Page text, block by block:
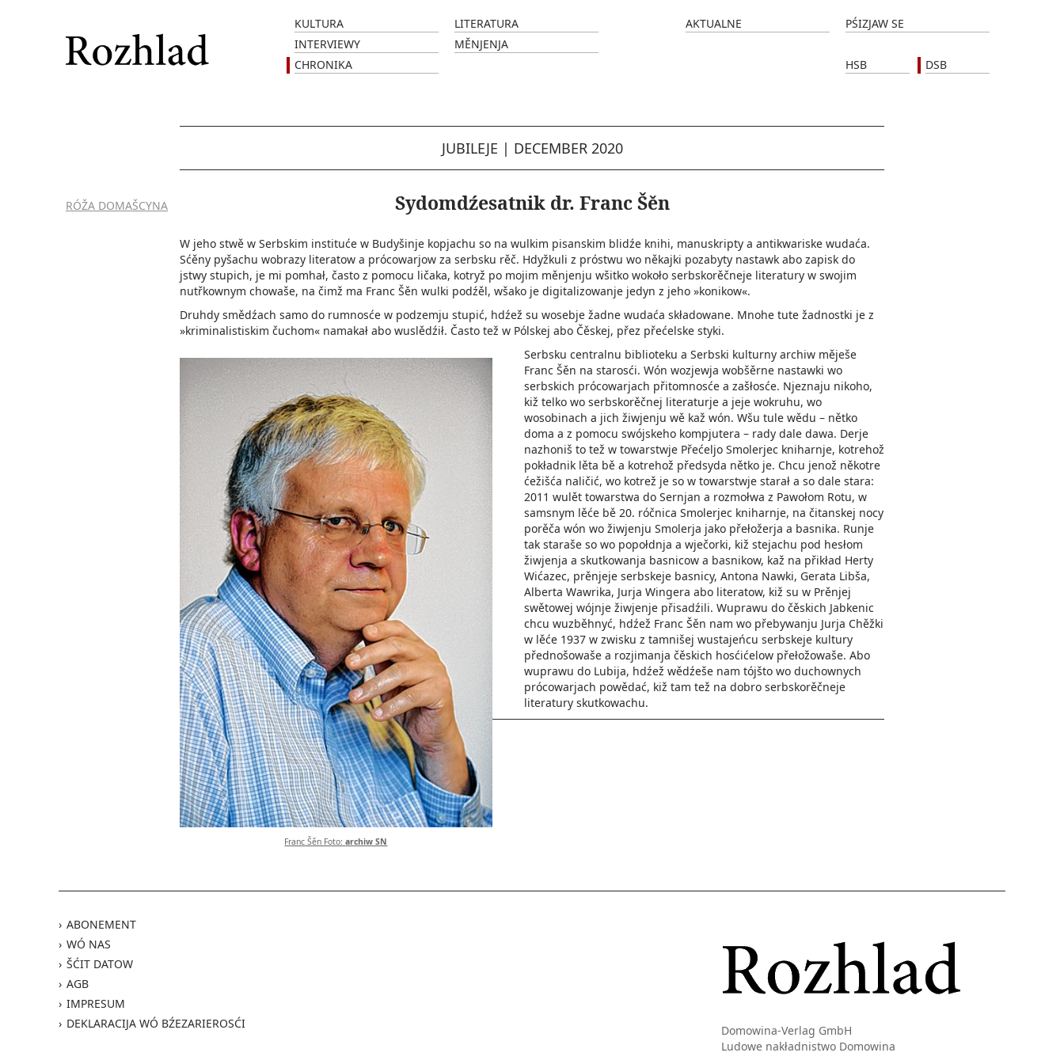
HSB DSB
AKTUALNE PŚIZJAW SE
KULTURA
LITERATURA
INTERVIEWY
MĚNJENJA
CHRONIKA
JUBILEJE | DECEMBER 2020
Sydomdźesatnik dr. Franc Šěn
RÓŽA DOMAŠCYNA
W jeho stwě w Serbskim instituće w Budyšinje kopjachu so na wulkim pisanskim blidźe knihi, manuskripty a antikwariske wudaća.
Sćěny pyšachu wobrazy literatow a prócowarjow za serbsku rěč. Hdyžkuli z próstwu wo někajki pozabyty nastawk abo zapisk do
jstwy stupich, je mi pomhał, často z pomocu ličaka, kotryž po mojim měnjenju wšitko wokoło serbskorěčneje literatury w swojim
nutřkownym chowaše, na čimž ma Franc Šěn wulki podźěl, wšako je digitalizowanje jedyn z jeho »konikow«.
Druhdy smědźach samo do rumnosće w podzemju stupić, hdźež su wosebje žadne wudaća składowane. Mnohe tute žadnostki je z
»kriminalistiskim čuchom« namakał abo wuslědźił. Často tež w Pólskej abo Čěskej, přez přećelske styki.
Franc Šěn Foto:archiw SN
Serbsku centralnu biblioteku a Serbski kulturny archiw měješe
Franc Šěn na starosći. Wón wozjewja wobšěrne nastawki wo
serbskich prócowarjach přitomnosće a zašłosće. Njeznaju nikoho,
kiž telko wo serbskorěčnej literaturje a jeje wokruhu, wo
wosobinach a jich žiwjenju wě kaž wón. Wšu tule wědu – nětko
doma a z pomocu swójskeho kompjutera – rady dale dawa. Derje
nazhoniš to tež w towarstwje Přećeljo Smolerjec kniharnje, kotrehož
pokładnik lěta bě a kotrehož předsyda nětko je. Chcu jenož někotre
ćežišća naličić, wo kotrež je so w towarstwje starał a so dale stara:
2011 wulět towarstwa do Sernjan a rozmołwa z Pawołom Rotu, w
samsnym lěće bě 20. róčnica Smolerjec kniharnje, na čitanskej nocy
porěča wón wo žiwjenju Smolerja jako přełožerja a basnika. Runje
tak staraše so wo popołdnja a wječorki, kiž stejachu pod hesłom
žiwjenja a skutkowanja basnicow a basnikow, kaž na přikład Herty
Wićazec, prěnjeje serbskeje basnicy, Antona Nawki, Gerata Libša,
Alberta Wawrika, Jurja Wingera abo literatow, kiž su w Prěnjej
swětowej wójnje žiwjenje přisadźili. Wuprawu do čěskich Jabkenic
chcu wuzběhnyć, hdźež Franc Šěn nam wo přebywanju Jurja Chěžki
w lěće 1937 w zwisku z tamnišej wustajeńcu serbskeje kultury
přednošowaše a rozjimanja čěskich hosćićelow přełožowaše. Abo
wuprawu do Lubija, hdźež wědźeše nam tójšto wo duchownych
prócowarjach powědać, kiž tam tež na dobro serbskorěčneje
literatury skutkowachu.
Domowina-Verlag GmbH
Ludowe nakładnistwo Domowina
ABONEMENT
WÓ NAS
ŠĆIT DATOW
AGB
IMPRESUM
DEKLARACIJA WÓ BŹEZARIEROSĆI